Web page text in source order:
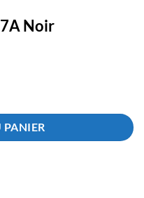
Noir
PANIER